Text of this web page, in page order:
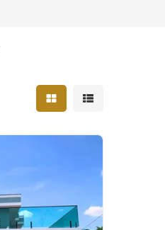
Mostrar resultados em
Mostrar